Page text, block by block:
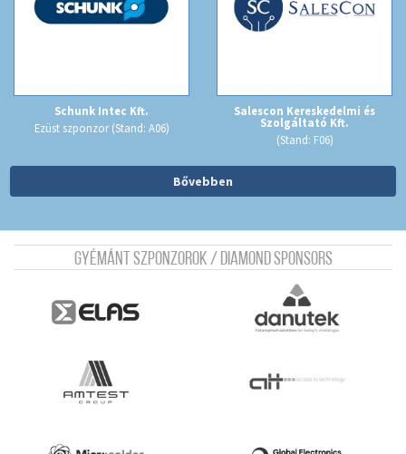
Schunk Intec Kft.
Ezüst szponzor (Stand: A06)
Salescon Kereskedelmi és
Szolgáltató Kft.
(Stand: F06)
Bővebben
Gyémánt szponzorok / Diamond sponsors